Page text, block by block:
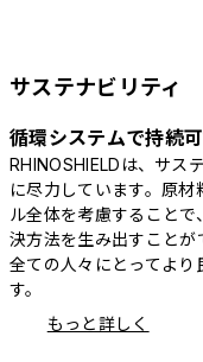
サステナビリティ
循環システムで持続
RHINOSHIELDは、サス
に尽力しています。原
ル全体を考慮すること
決方法を生み出すこと
全ての人々にとってよ
す。
もっと詳しく